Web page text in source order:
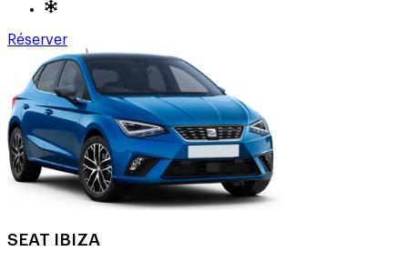
Réserver
SEAT IBIZA